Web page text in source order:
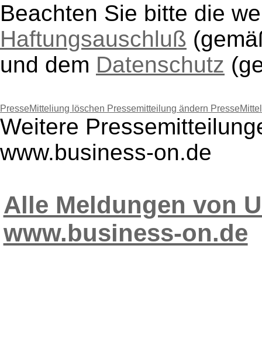
Beachten Sie bitte die
Haftungsauschluß
und dem Datenschutz
PresseMitteliung löschen Pressemitteilung ändern
Weitere
www.business-on.de
Alle Meldungen von
www.business-on.de